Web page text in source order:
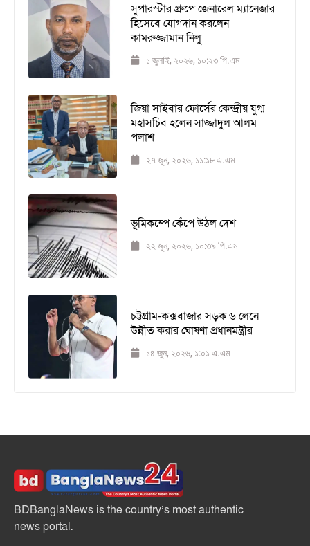
সুপারস্টার গ্রুপে জেনারেল ম্যানেজার
হিসেবে যোগদান করলেন
কামরুজ্জামান নিলু
১ জুলাই, ২০২৬, ১০:২৩ পি.এম
জিয়া সাইবার ফোর্সের কেন্দ্রীয় যুগ্ম
মহাসচিব হলেন সাজ্জাদুল আলম
পলাশ
২৭ জুন, ২০২৬, ১১:১৮ এ.এম
ভূমিকম্পে কেঁপে উঠল দেশ
২২ জুন, ২০২৬, ১০:৩৯ পি.এম
চট্টগ্রাম-কক্সবাজার সড়ক ৬ লেনে
উন্নীত করার ঘোষণা প্রধানমন্ত্রীর
১৪ জুন, ২০২৬, ১:০১ এ.এম
BDBanglaNews is the country’s most authentic
news portal.